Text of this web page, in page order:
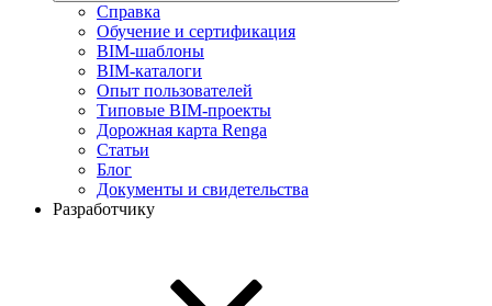
Справка
Обучение и сертификация
BIM-шаблоны
BIM-каталоги
Опыт пользователей
Типовые BIM-проекты
Дорожная карта Renga
Статьи
Блог
Документы и свидетельства
Разработчику